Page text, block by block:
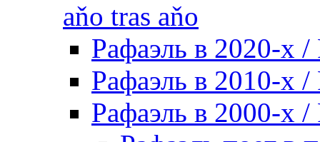
aňo tras aňo
Рафаэль в 2020-х /
Рафаэль в 2010-х /
Рафаэль в 2000-х /